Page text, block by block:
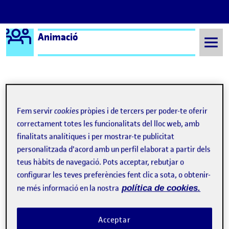
Saltar al contingut
Logo Ágora
Animació
Maria Baguer Colomer
Publicat per
Publicat per
Maria Baguer Colomer
Visibilitat:
Públic-Data de publicació
19 Juny 2023 -comentariel 6. Creem un producte Parallax ·
una sèrie de ficció anomenada Nashorn. Espero que us agradi. 6.
Creem un producte: parallax 2,5D …
Fem servircookies pròpies i de tercers per poder-te oferir
correctament totes les funcionalitats del lloc web, amb
finalitats analítiques i per mostrar-te publicitat
personalitzada d'acord amb un perfil elaborat a partir dels
teus hàbits de navegació. Pots acceptar, rebutjar o
configurar les teves preferències fent clic a sota, o obtenir-
ne més informació en la nostra política de cookies.
Acceptar